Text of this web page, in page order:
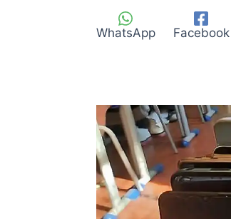
WhatsApp Facebook